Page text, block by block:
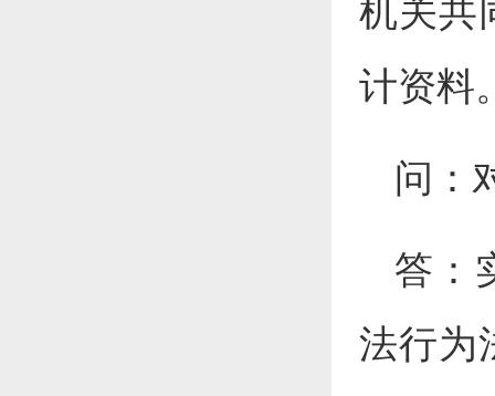
机关共
计资料
问：
答：
法行为